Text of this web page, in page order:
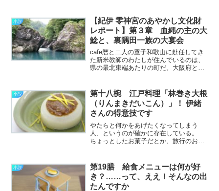
って部活はやめてしまったけれど、剣道
そのものは楽しかった思い………………
～続きを読む～
小説
【紀伊 零神宮のあやかし文化財
レポート】第３章 血縄の主の大
鯰と、裏隅田一族の大宴会
cafe暦と二人の童子和歌山に赴任してき
た新米教師のわたしが住んでいるのは、
県の最北東端あたりの町だ。大阪府と奈
さな住宅地「伊都見台いとみだい」。こ
の和歌山県北東地域の………………～続
きを読む～
小説
第十八椀 江戸料理「林巻き大根
（りんまきだいこん）」！ 伊緒
さんの得意技です
やたらと何かをあげたくなってしまう
人、というのが確かに存在している。
ちょっとしたお菓子だとか、旅行のおみ
ントして喜ばせたくなるという人だ。
その点に関していえば、伊
緒………………～続きを読む～
小説
第19膳 給食メニューは何が好
き？……って、ええ！そんなの出
たんですか